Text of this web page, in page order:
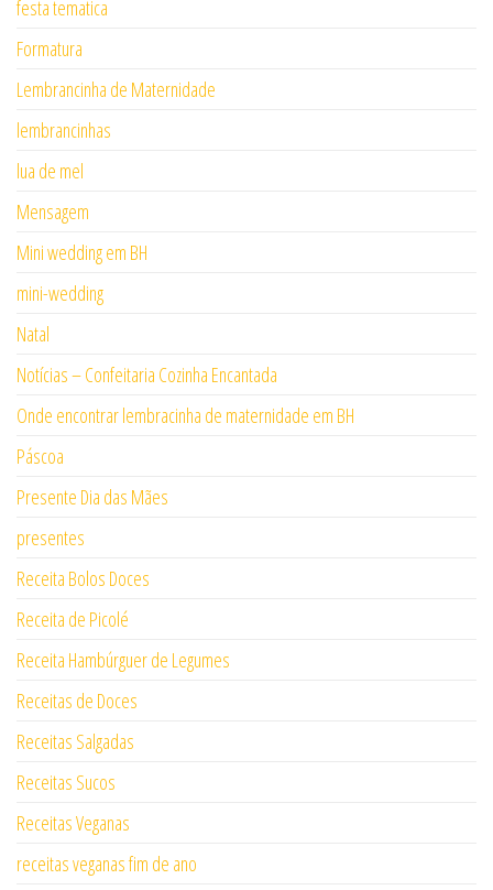
festa tematica
Formatura
Lembrancinha de Maternidade
lembrancinhas
lua de mel
Mensagem
Mini wedding em BH
mini-wedding
Natal
Notícias – Confeitaria Cozinha Encantada
Onde encontrar lembracinha de maternidade em BH
Páscoa
Presente Dia das Mães
presentes
Receita Bolos Doces
Receita de Picolé
Receita Hambúrguer de Legumes
Receitas de Doces
Receitas Salgadas
Receitas Sucos
Receitas Veganas
receitas veganas fim de ano